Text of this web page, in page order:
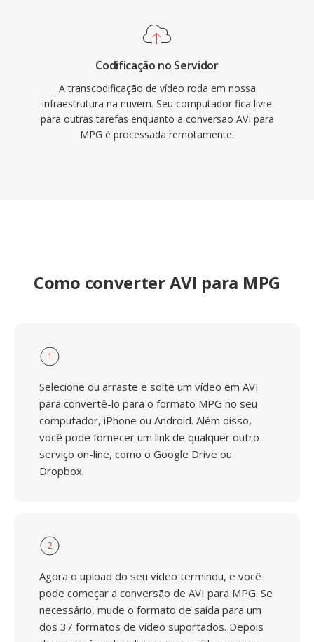
gravações de vigilância é fluxos de trabalho de
Codificação no Servidor
A transcodificação de vídeo roda em nossa
infraestrutura na nuvem. Seu computador fica livre
para outras tarefas enquanto a conversão AVI para
MPG é processada remotamente.
Como converter AVI para MPG
1
Selecione ou arraste e solte um vídeo em AVI
para convertê-lo para o formato MPG no seu
computador, iPhone ou Android. Além disso,
você pode fornecer um link de qualquer outro
serviço on-line, como o Google Drive ou
Dropbox.
2
Agora o upload do seu vídeo terminou, e você
pode começar a conversão de AVI para MPG. Se
necessário, mude o formato de saída para um
dos 37 formatos de vídeo suportados. Depois